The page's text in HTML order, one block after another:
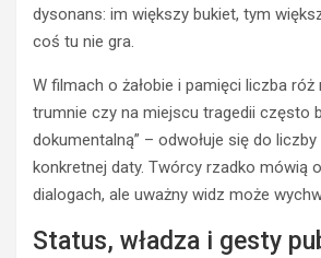
dysonans: im większy bukiet, tym
coś tu nie gra.
W filmach o żałobie i pamięci liczba róż
trumnie czy na miejscu tragedii często
dokumentalną” – odwołuje się do liczby
konkretnej daty. Twórcy rzadko mówią
dialogach, ale uważny widz może
Status, władza i gesty